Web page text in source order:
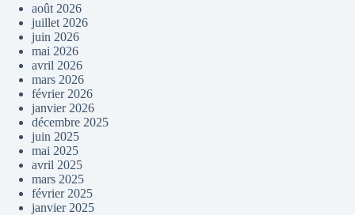
août 2026
juillet 2026
juin 2026
mai 2026
avril 2026
mars 2026
février 2026
janvier 2026
décembre 2025
juin 2025
mai 2025
avril 2025
mars 2025
février 2025
janvier 2025